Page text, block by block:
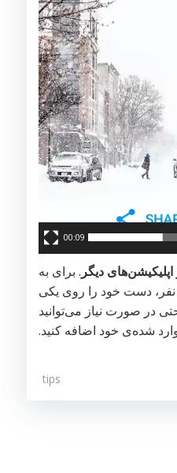
00:09
دیگر. برای به
نفر، دست خود را روی یکی
در صورت نیاز می‌توانید
شده‌ی خود اضافه کنید.
tips